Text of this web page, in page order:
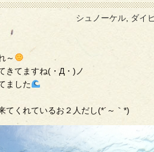
シュノーケル ダイ
～
きてますね(・Д・)ノ
ました
てくれているお２人だし(*´～｀*)